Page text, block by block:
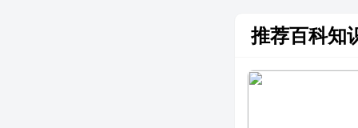
推荐百科知